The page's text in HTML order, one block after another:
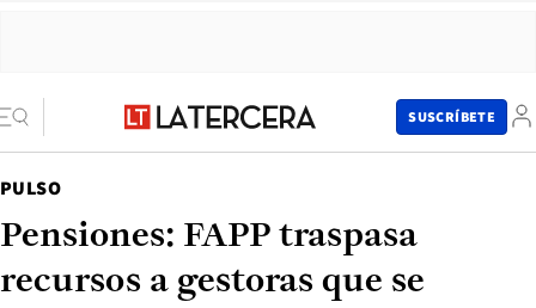
SUSCRÍBETE
PULSO
Pensiones: FAPP traspasa
recursos a gestoras que se